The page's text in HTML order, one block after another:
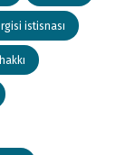
istisnası